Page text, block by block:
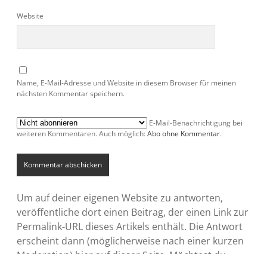
Website
Name, E-Mail-Adresse und Website in diesem Browser für meinen
nächsten Kommentar speichern.
E-Mail-Benachrichtigung bei
weiteren Kommentaren. Auch möglich: Abo ohne Kommentar.
Um auf deiner eigenen Website zu antworten,
veröffentliche dort einen Beitrag, der einen Link zur
Permalink-URL dieses Artikels enthält. Die Antwort
erscheint dann (möglicherweise nach einer kurzen